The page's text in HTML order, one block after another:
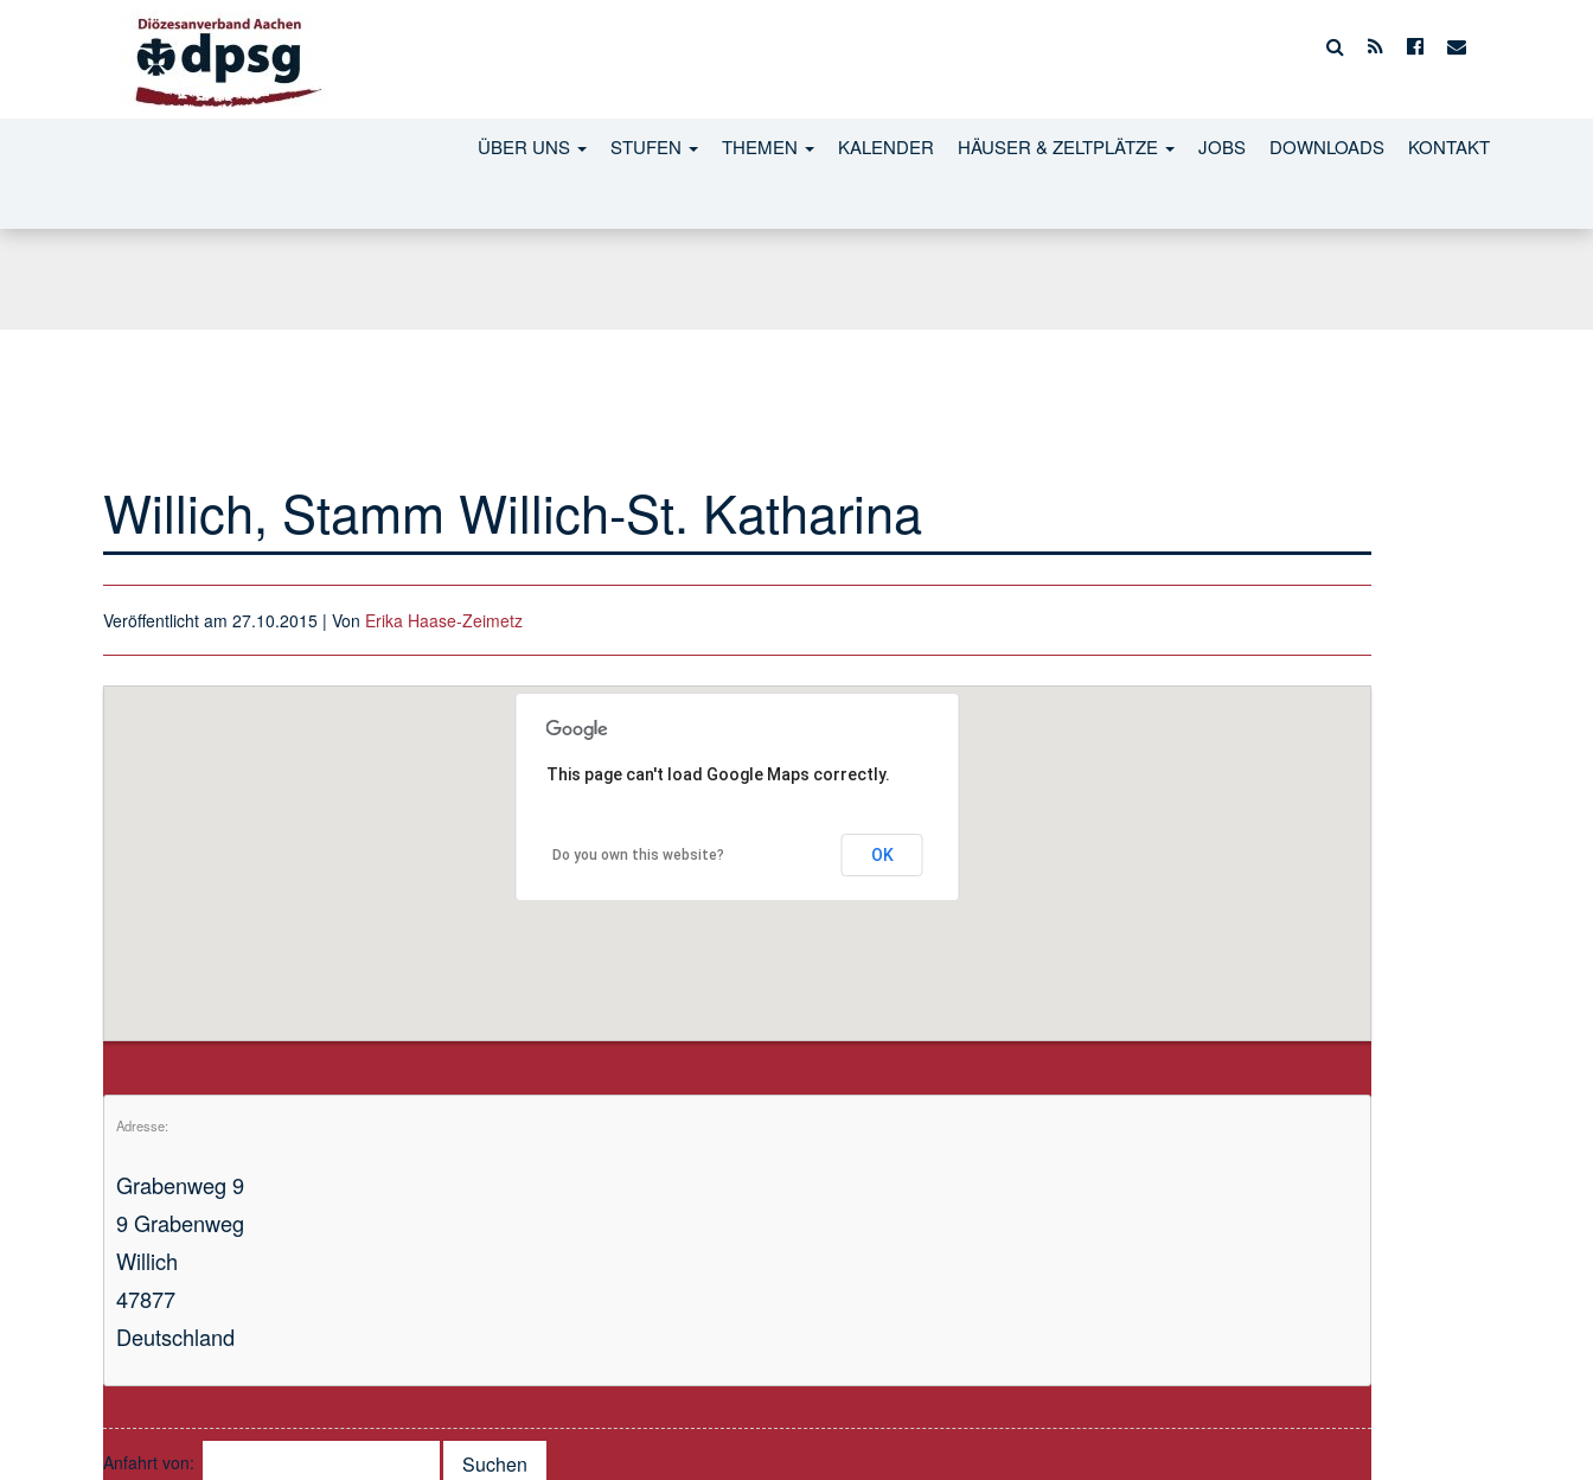
ÜBER UNS STUFEN THEMEN KALENDER HÄUSER & ZELTPLÄTZE JOBS DOWNLOADS KONTAKT
Willich, Stamm Willich-St. Katharina
Veröffentlicht am 27.10.2015 | Von Erika Haase-Zeimetz
This page can't load Google Maps correctly.
Do you own this website? OK
Adresse:
Grabenweg 9
9 Grabenweg
Willich
47877
Deutschland
Anfahrt von: Suchen